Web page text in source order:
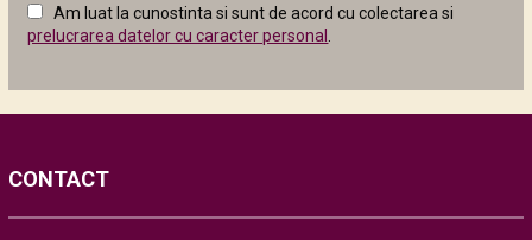
următor
Am luat la cunostinta si sunt de acord cu colectarea si
prelucrarea datelor cu caracter personal .
CONTACT